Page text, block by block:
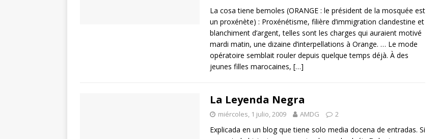
La cosa tiene bemoles (ORANGE : le président de la mosquée est
un proxénète) : Proxénétisme, filière d’immigration clandestine et
blanchiment d’argent, telles sont les charges qui auraient motivé
mardi matin, une dizaine d’interpellations à Orange. … Le mode
opératoire semblait rouler depuis quelque temps déjà. À des
jeunes filles marocaines, […]
La Leyenda Negra
miércoles, 1 julio, 2009 AMDG 2
Explicada en un blog que tiene solo media docena de entradas. Si